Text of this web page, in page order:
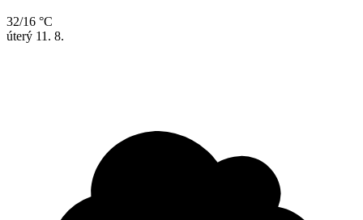
32/16 °C
úterý 11. 8.